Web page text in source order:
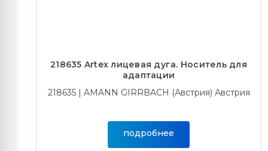
218635 Artex лицевая дуга. Носитель для
адаптации
218635 | AMANN GIRRBACH (Австрия) Австрия
подробнее